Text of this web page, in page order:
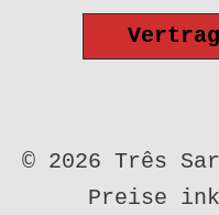
© 2026 Três
Preise